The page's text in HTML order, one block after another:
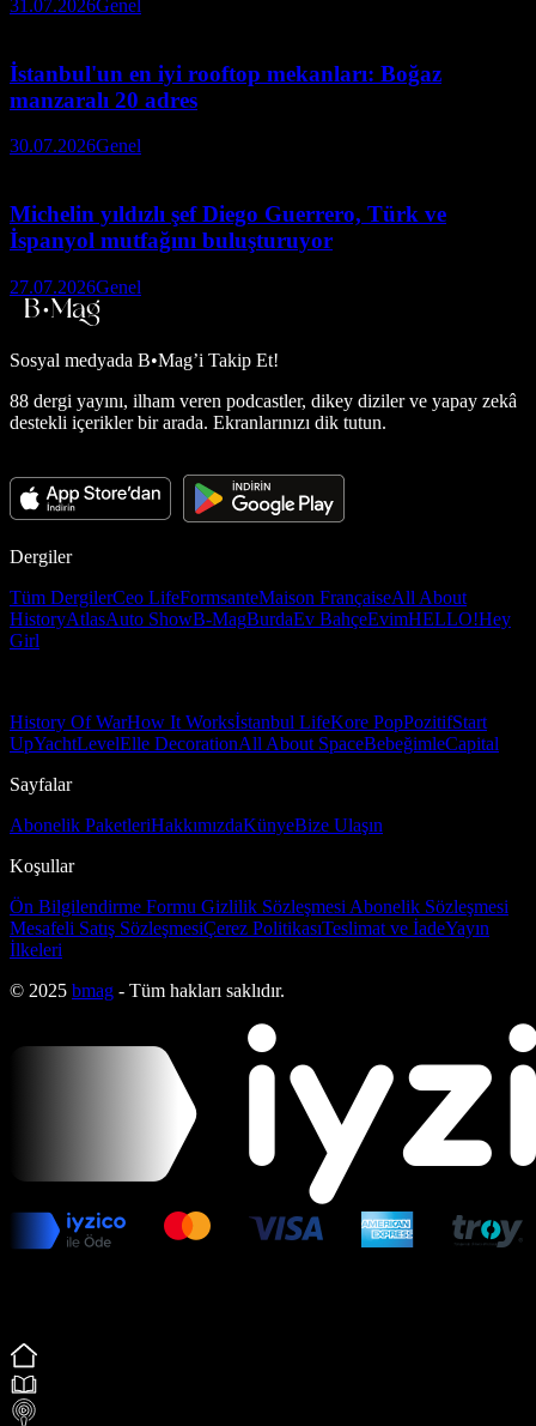
31.07.2026Genel
İstanbul'un en iyi rooftop mekanları: Boğaz
manzaralı 20 adres
30.07.2026Genel
Michelin yıldızlı şef Diego Guerrero, Türk ve
İspanyol mutfağını buluşturuyor
27.07.2026Genel
Sosyal medyada B•Mag’i Takip Et!
88 dergi yayını, ilham veren podcastler, dikey diziler ve yapay zekâ
destekli içerikler bir arada. Ekranlarınızı dik tutun.
Dergiler
Tüm DergilerCeo LifeFormsanteMaison FrançaiseAll About
HistoryAtlasAuto ShowB-MagBurdaEv BahçeEvimHELLO!Hey
Girl
History Of WarHow It Worksİstanbul LifeKore PopPozitifStart
UpYachtLevelElle DecorationAll About SpaceBebeğimleCapital
Sayfalar
Abonelik PaketleriHakkımızdaKünyeBize Ulaşın
Koşullar
Ön Bilgilendirme Formu Gizlilik Sözleşmesi Abonelik Sözleşmesi
Mesafeli Satış SözleşmesiÇerez PolitikasıTeslimat ve İadeYayın
İlkeleri
© 2025 bmag - Tüm hakları saklıdır.